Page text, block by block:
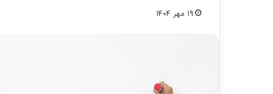
19 مهر 1404